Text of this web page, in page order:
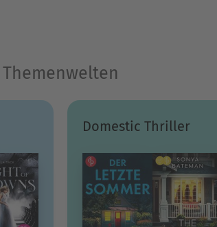
Themenwelten
Domestic Thriller